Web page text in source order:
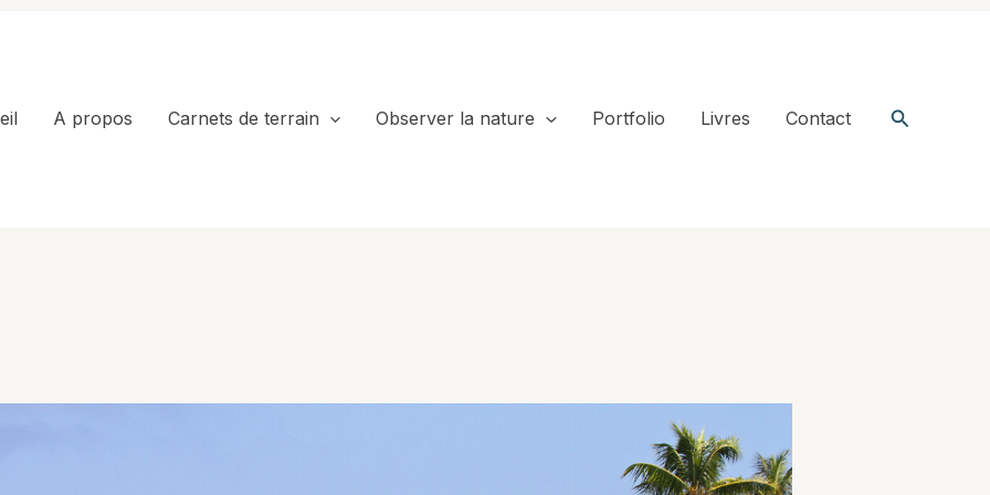
A propos Carnets de terrain Observer la nature Portfolio Livres Contact